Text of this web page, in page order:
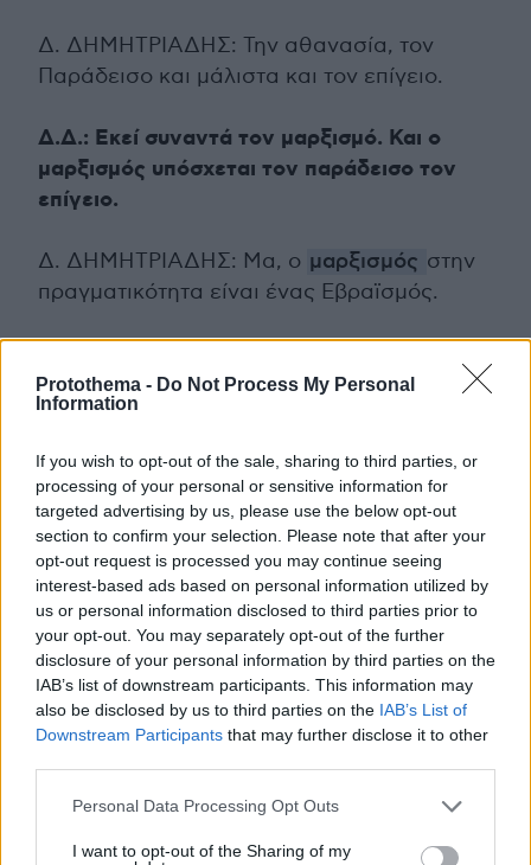
Protothema - Do Not Process My Personal
Information
If you wish to opt-out of the sale, sharing to third parties, or
processing of your personal or sensitive information for
targeted advertising by us, please use the below opt-out
section to confirm your selection. Please note that after your
opt-out request is processed you may continue seeing
interest-based ads based on personal information utilized by
us or personal information disclosed to third parties prior to
your opt-out. You may separately opt-out of the further
disclosure of your personal information by third parties on the
IAB’s list of downstream participants. This information may
also be disclosed by us to third parties on the IAB’s List of
Downstream Participants that may further disclose it to other
Please note that this website/app uses one or more Google
not limited to your visit or usage behaviour. You may click to
Personal Data Processing Opt Outs
I want to opt-out of the Sharing of my
Δ. ΔΗΜΗΤΡΙΑΔΗΣ: Την αθανασία, τον
Παράδεισο και μάλιστα και τον επίγειο.
Δ.Δ.: Εκεί συναντά τον μαρξισμό. Και ο
μαρξισμός υπόσχεται τον παράδεισο τον
επίγειο.
Δ. ΔΗΜΗΤΡΙΑΔΗΣ: Μα, ο μαρξισμός στην
πραγματικότητα είναι ένας Εβραϊσμός.
λίγα λόγια.
επιβολή του μονοθεϊσμού και η υπόσχεση
ενός άλλου κόσμου με την επανεμφάνιση
του Χριστού και τη Δευτέρα Παρουσία
υπόσχονται έναν επίγειο παράδεισο.
Δ.Δ.: Εσείς με ποια πλευρά είστε ακριβώς;
Από την αρχαία Ελλάδα ποιον ακολουθείτε,
τον Αριστοτέλη ας πούμε;
Δ.Δ.: Ποιανού Ελληνισμού όμως;